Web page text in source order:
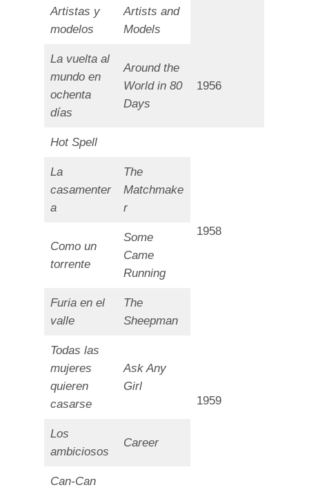
Artistas y
modelos
Artists and
Models
La vuelta al
mundo en
ochenta
días
Around the
World in 80
Days
1956
Hot Spell
1958
La
casamenter
a
The
Matchmake
r
Como un
torrente
Some
Came
Running
Furia en el
valle
The
Sheepman
Todas las
mujeres
quieren
casarse
Ask Any
Girl
1959
Los
ambiciosos
Career
Can-Can